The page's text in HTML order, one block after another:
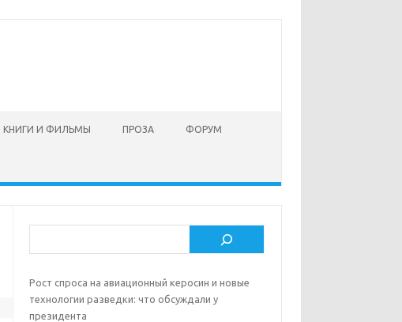
КНИГИ И ФИЛЬМЫ ПРОЗА ФОРУМ
Рост спроса на авиационный керосин и новые
технологии разведки: что обсуждали у
президента